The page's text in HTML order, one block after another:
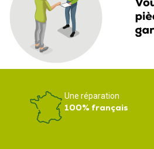
Une réparation
100% français